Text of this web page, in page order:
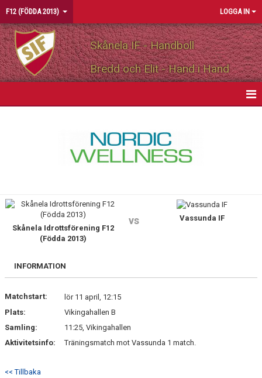
F12 (FÖDDA 2013) LOGGA IN
Skånela IF - Handboll
Bredd och Elit - Hand i Hand
DOKUMENT
BILDGALLERI
Skånela Idrottsförening F12
(Födda 2013)
vs Vassunda IF
INFORMATION
Matchstart:
lör 11 april, 12:15
Plats:
Vikingahallen B
Samling:
11:25, Vikingahallen
Aktivitetsinfo:
Träningsmatch mot Vassunda 1 match.
<< Tillbaka